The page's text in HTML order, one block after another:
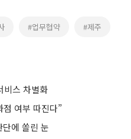
#업무협약 #제주
비스 차별화
여부 따진다”
단에 쏠린 눈